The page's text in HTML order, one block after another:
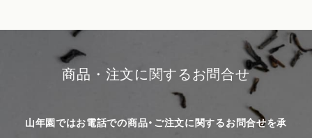
商品・注文に関するお問合せ
山年園ではお電話での商品・ご注文に関するお問合せを承